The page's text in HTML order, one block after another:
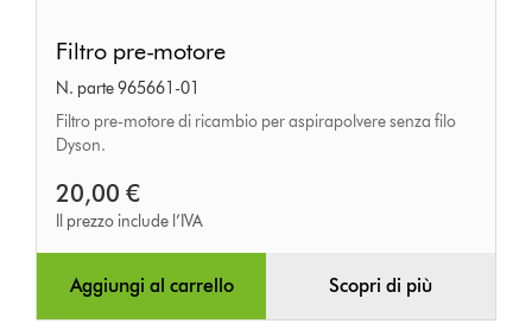
pre-
motore
Filtro pre-motore
N. parte 965661-01
Filtro pre-motore di ricambio per aspirapolvere senza filo
Dyson.
20,00 €
Il prezzo include l’IVA
Aggiungi al carrello Scopri di più